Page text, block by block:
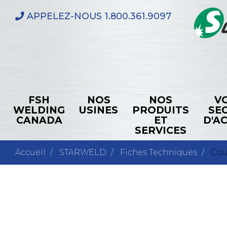
APPELEZ-NOUS 1.800.361.9097
Main
navigation
FSH
WELDING
CANADA
NOS
USINES
NOS
PRODUITS
ET
SERVICES
Accueil STARWELD Fiches Techniques